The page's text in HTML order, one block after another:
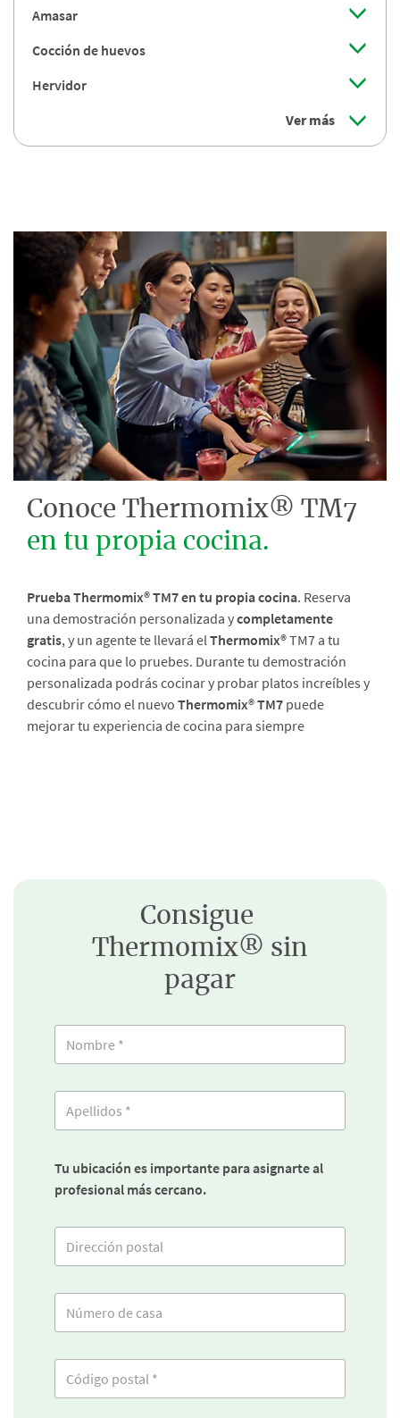
Amasar
Cocción de huevos
Hervidor
Ver más
Conoce Thermomix® TM7
en tu propia cocina.
Prueba Thermomix® TM7 en tu propia cocina. Reserva
una demostración personalizada ycompletamente
gratis, y un agente te llevará el Thermomix®TM7 a tu
cocina para que lo pruebes. Durante tu demostración
personalizada podrás cocinar y probar platos increíbles y
descubrir cómo el nuevo Thermomix® TM7 puede
mejorar tu experiencia de cocina para siempre
Consigue
Thermomix® sin
pagar
Tu ubicación es importante para asignarte al
profesional más cercano.